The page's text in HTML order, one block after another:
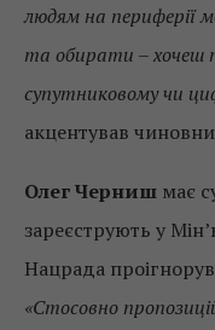
людям на периферії
та обирати – хочеш
супутниковому чи
акцентував
Олег Черниш має
зареєструють у
Нацрада
«Стосовно